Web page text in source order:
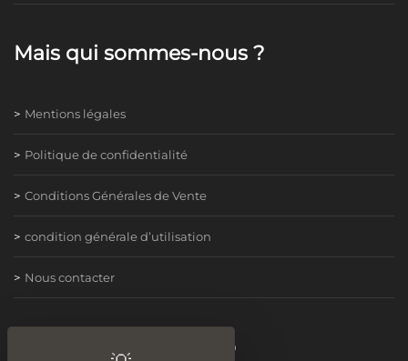
Mais qui sommes-nous ?
Mentions légales
Politique de confidentialité
Conditions Générales de Vente
condition générale d’utilisation
Nous contacter
Become a digital hero